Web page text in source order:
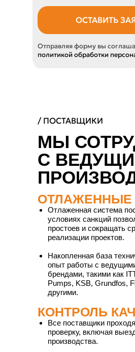
ОСТАВИТЬ
Отправляя форму вы
политикой обработки
МЫ
С
/ ПОСТАВЩИКИ
ОТЛАЖЕННЫЕ
Отлаженная система
условиях санкций
простоев и сокращать
реализации проектов.
Накопленная база
опыт работы с
брендами, такими как
Pumps, KSB, Grundfos,
другими.
КОНТРОЛЬ
Все поставщики
проверку, включая
производства.